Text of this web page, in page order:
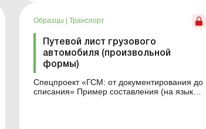
Образцы | Транспорт
Путевой лист грузового
автомобиля (произвольной
формы)
Спецпроект «ГСМ: от документирования до
списания» Пример составления (на языке